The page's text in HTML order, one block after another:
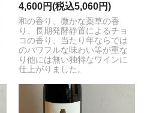
4,600円(税込5,060円)
和の香り、微かな薬草の香
り、長期発酵静置によるチョ
コの香り、当たり年ならでは
のパワフルな味わい等が重な
り他には無い独特なワインに
仕上がりました。